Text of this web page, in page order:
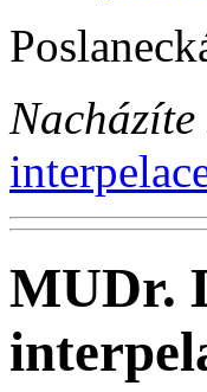
Nacházíte
MUDr.